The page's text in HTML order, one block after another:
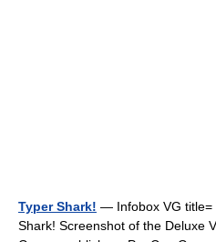
Typer Shark! — Infobox VG title=
Shark! Screenshot of the Deluxe